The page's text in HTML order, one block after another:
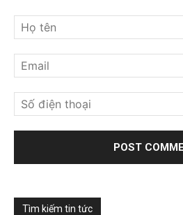
Tìm kiếm tin tức